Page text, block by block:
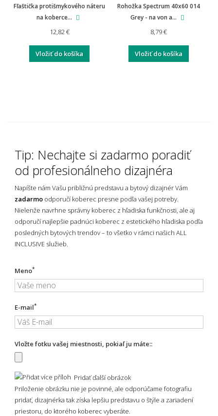
Fľaštička protišmykového náteru
na koberce...
12,82 €
Vložiť do košíka
Rohožka Spectrum 40x60 014
Grey - na von a...
8,79 €
Vložiť do košíka
Tip: Nechajte si zadarmo poradiť
od profesionálneho dizajnéra
Napíšte nám Vašu približnú predstavu a bytový dizajnér Vám
zadarmo odporučí koberec presne podľa vašej potreby.
Nielenže navrhne správny koberec z hľadiska funkčnosti, ale aj
odporučí najlepšie padnúci koberec z estetického hľadiska podľa
posledných bytových trendov – to všetko v rámci našich ALL
INCLUSIVE služieb.
Meno*
E-mail*
Vložte fotku vašej miestnosti, pokiaľ ju máte::
Pridať ďalší obrázok
Priloženie obrázku nie je povinné, ale odporúčame fotografiu
pridať, dizajnérka tak získa lepšiu predstavu o štýle a zariadení
priestoru, do ktorého koberec vyberáte.